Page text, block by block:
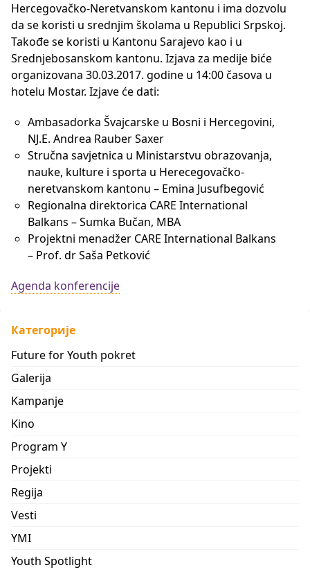
Hercegovačko-Neretvanskom kantonu i ima dozvolu
da se koristi u srednjim školama u Republici Srpskoj.
Takođe se koristi u Kantonu Sarajevo kao i u
Srednjebosanskom kantonu. Izjava za medije biće
organizovana 30.03.2017. godine u 14:00 časova u
hotelu Mostar. Izjave će dati:
Ambasadorka Švajcarske u Bosni i Hercegovini,
NJ.E. Andrea Rauber Saxer
Stručna savjetnica u Ministarstvu obrazovanja,
nauke, kulture i sporta u Herecegovačko-
neretvanskom kantonu – Emina Jusufbegović
Regionalna direktorica CARE International
Balkans – Sumka Bučan, MBA
Projektni menadžer CARE International Balkans
– Prof. dr Saša Petković
Agenda konferencije
Категорије
Future for Youth pokret
Galerija
Kampanje
Kino
Program Y
Projekti
Regija
Vesti
YMI
Youth Spotlight